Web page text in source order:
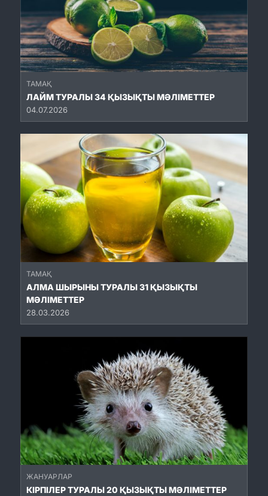
ТАМАҚ
ЛАЙМ ТУРАЛЫ 34 ҚЫЗЫҚТЫ МӘЛІМЕТТЕР
04.07.2026
ТАМАҚ
АЛМА ШЫРЫНЫ ТУРАЛЫ 31 ҚЫЗЫҚТЫ
МӘЛІМЕТТЕР
28.03.2026
ЖАНУАРЛАР
КІРПІЛЕР ТУРАЛЫ 20 ҚЫЗЫҚТЫ МӘЛІМЕТТЕР